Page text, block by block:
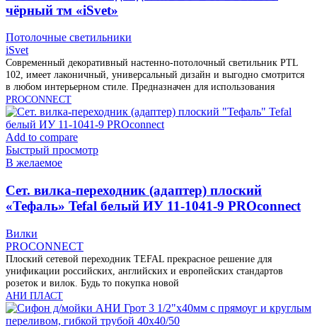
чёрный тм «iSvet»
Потолочные светильники
iSvet
Современный декоративный настенно-потолочный светильник PTL
102, имеет лаконичный, универсальный дизайн и выгодно смотрится
в любом интерьерном стиле. Предназначен для использования
PROCONNECT
Add to compare
Быстрый просмотр
В желаемое
Cет. вилка-переходник (адаптер) плоский
«Тефаль» Tefal белый ИУ 11-1041-9 PROconnect
Вилки
PROCONNECT
Плоский сетевой переходник TEFAL прекрасное решение для
унификации российских, английских и европейских стандартов
розеток и вилок. Будь то покупка новой
АНИ ПЛАСТ